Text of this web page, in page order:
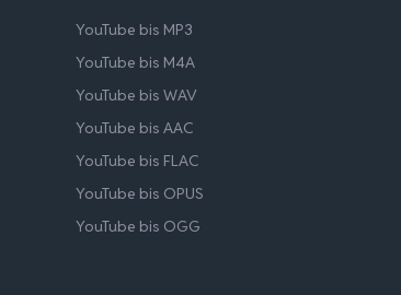
YouTube bis MP3
YouTube bis M4A
YouTube bis WAV
YouTube bis AAC
YouTube bis FLAC
YouTube bis OPUS
YouTube bis OGG